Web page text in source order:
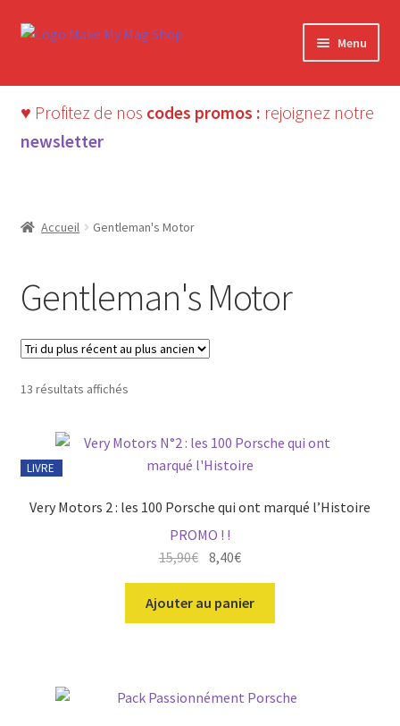
Aller
Aller
Menu
♥ Profitez de nos codes promos : rejoignez notre
newsletter
Accueil Gentleman's Motor
Gentleman's Motor
13 résultats affichésTrié
récent
ancien
LIVRE
Very Motors 2 : les 100 Porsche qui ont marqué l’Histoire
PROMO ! !
15,90€ Le
prix
initial
était :
8,40€Le
prix
actuel
est :
Ajouter au panier